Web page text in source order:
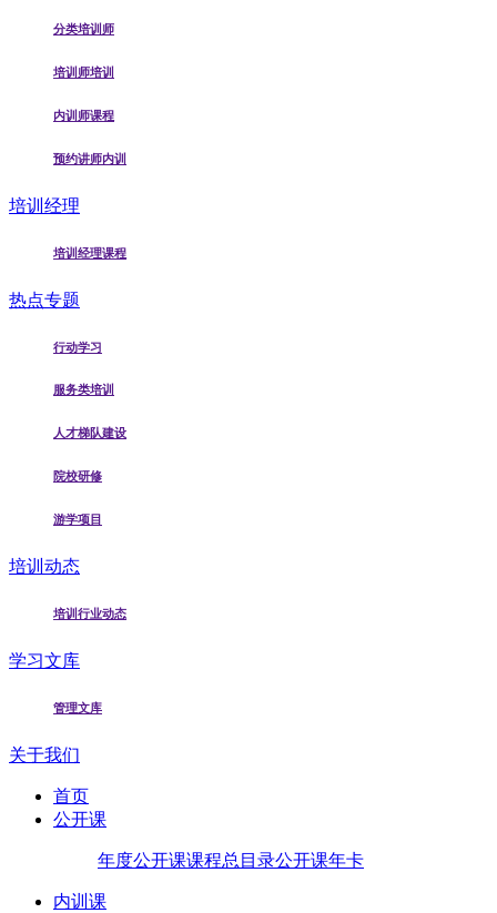
分类培训师
培训师培训
内训师课程
预约讲师内训
培训经理
培训经理课程
热点专题
行动学习
服务类培训
人才梯队建设
院校研修
游学项目
培训动态
培训行业动态
学习文库
管理文库
关于我们
首页
公开课
年度公开课课程总目录公开课年卡
内训课